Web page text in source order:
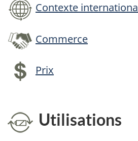
Contexte
Commerce
Prix
Utilisations